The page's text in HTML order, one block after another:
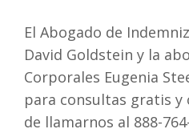
El Abogado de
David Goldstein y la
Corporales Eugenia
para consultas gratis y
de llamarnos al 888-